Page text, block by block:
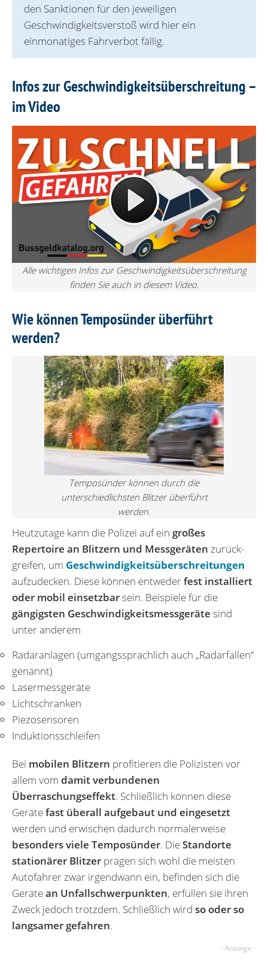
den Sanktionen für den jeweiligen
Geschwindigkeitsverstoß wird hier ein
einmonatiges Fahrverbot fällig.
Infos zur Geschwindigkeitsüberschreitung –
im Video
Alle wichtigen Infos zur Geschwindigkeitsüberschreitung
finden Sie auch in diesem Video.
Wie können Temposünder überführt
werden?
Temposünder können durch die
unterschiedlichsten Blitzer überführt
werden.
Heutzutage kann die Polizei auf ein großes
Repertoire an Blitzern und Messgeräten zurück­
greifen, um Geschwindigkeitsüberschreitungen
aufzudecken. Diese können entwederfest installiert
oder mobil einsetzbarsein. Beispiele für die
gängigsten Geschwindigkeitsmessgeräte sind
unter anderem
Radaranlagen (umgangssprachlich auch „Radarfallen“
genannt)
Lasermessgeräte
Lichtschranken
Piezosensoren
Induktionsschleifen
Bei mobilen Blitzern profitieren die Polizisten vor
allem vom damit verbundenen
Überraschungseffekt. Schließlich können diese
Gerätefast überall aufgebaut und eingesetzt
werden und erwischen dadurch normalerweise
besonders viele Temposünder. DieStandorte
stationärer Blitzer prägen sich wohl die meisten
Autofahrer zwar irgendwann ein, befinden sich die
Gerätean Unfallschwerpunkten, erfüllen sie ihren
Zweck jedoch trotzdem. Schließlich wird so oder so
langsamer gefahren.